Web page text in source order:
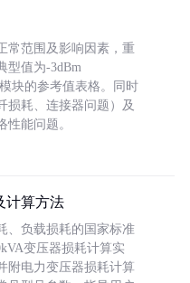
常范围及影响因素，重
型值为-3dBm
块的参考值表格。同时
损耗、连接器问题）及
能问题。
计算方法
、负载损耗的国家标准
变压器损耗计算实
附电力变压器损耗计算